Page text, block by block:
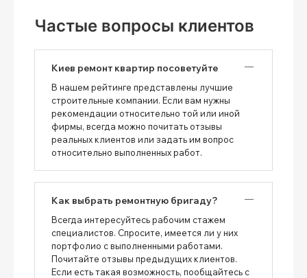
Частые вопросы клиентов
Киев ремонт квартир посоветуйте
В нашем рейтинге представлены лучшие
строительные компании. Если вам нужны
рекомендации относительно той или иной
фирмы, всегда можно почитать отзывы
реальных клиентов или задать им вопрос
относительно выполненных работ.
Как выбрать ремонтную бригаду?
Всегда интересуйтесь рабочим стажем
специалистов. Спросите, имеется ли у них
портфолио с выполненными работами.
Почитайте отзывы предыдущих клиентов.
Если есть такая возможность, пообщайтесь с